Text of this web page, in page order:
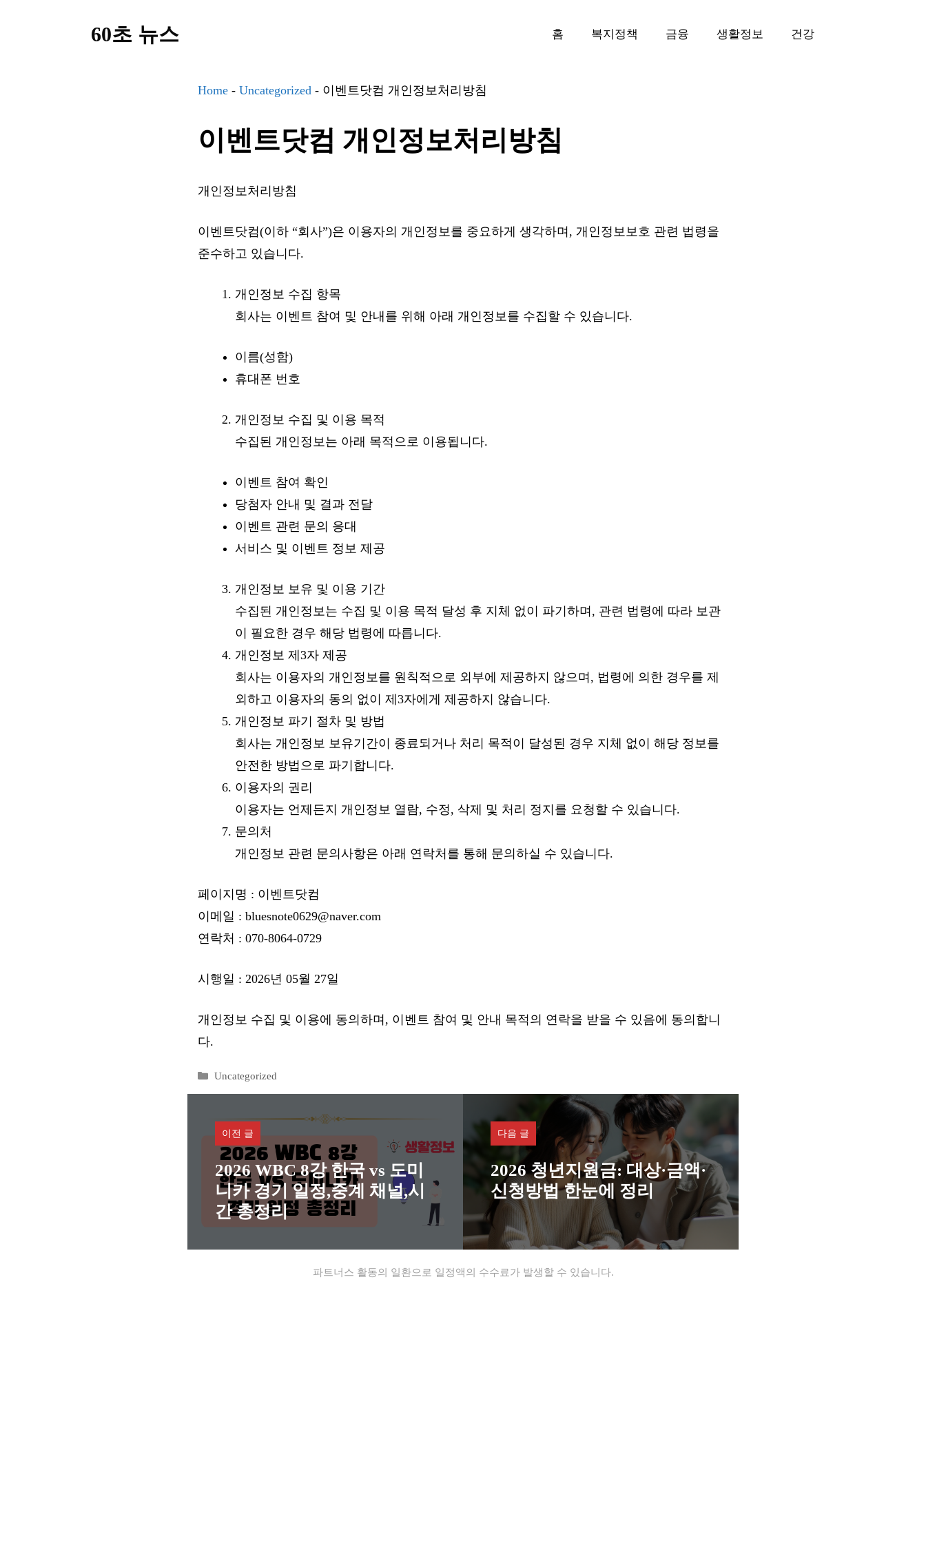
60초 뉴스 홈 복지정책 금융 생활정보 건강
Home - Uncategorized - 이벤트닷컴 개인정보처리방침
이벤트닷컴 개인정보처리방침
개인정보처리방침
이벤트닷컴(이하 “회사”)은 이용자의 개인정보를 중요하게 생각하며, 개인정보보호 관련 법령을
준수하고 있습니다.
개인정보 수집 항목
회사는 이벤트 참여 및 안내를 위해 아래 개인정보를 수집할 수 있습니다.
이름(성함)
휴대폰 번호
개인정보 수집 및 이용 목적
수집된 개인정보는 아래 목적으로 이용됩니다.
이벤트 참여 확인
당첨자 안내 및 결과 전달
이벤트 관련 문의 응대
서비스 및 이벤트 정보 제공
개인정보 보유 및 이용 기간
수집된 개인정보는 수집 및 이용 목적 달성 후 지체 없이 파기하며, 관련 법령에 따라 보관
이 필요한 경우 해당 법령에 따릅니다.
개인정보 제3자 제공
회사는 이용자의 개인정보를 원칙적으로 외부에 제공하지 않으며, 법령에 의한 경우를 제
외하고 이용자의 동의 없이 제3자에게 제공하지 않습니다.
개인정보 파기 절차 및 방법
회사는 개인정보 보유기간이 종료되거나 처리 목적이 달성된 경우 지체 없이 해당 정보를
안전한 방법으로 파기합니다.
이용자의 권리
이용자는 언제든지 개인정보 열람, 수정, 삭제 및 처리 정지를 요청할 수 있습니다.
문의처
개인정보 관련 문의사항은 아래 연락처를 통해 문의하실 수 있습니다.
페이지명 : 이벤트닷컴
이메일 : bluesnote0629@naver.com
연락처 : 070-8064-0729
시행일 : 2026년 05월 27일
개인정보 수집 및 이용에 동의하며, 이벤트 참여 및 안내 목적의 연락을 받을 수 있음에 동의합니
다.
카
리
Uncategorized
이전 글
2026 WBC 8강 한국 vs 도미
니카 경기 일정,중계 채널,시
간 총정리
다음 글
2026 청년지원금: 대상·금액·
신청방법 한눈에 정리
파트너스 활동의 일환으로 일정액의 수수료가 발생할 수 있습니다.